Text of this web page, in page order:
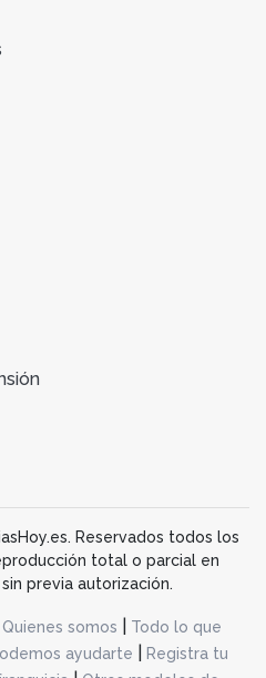
Reservados todos los
total o parcial en
previa autorización.
Quienes somos
Todo lo que
ayudarte
Registra tu